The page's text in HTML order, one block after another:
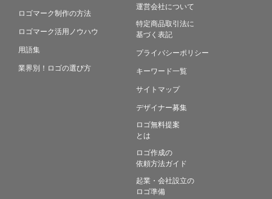
ロゴマーク制作の方法
ロゴマーク活用ノウハウ
用語集
業界別！ロゴの選び方
運営会社について
特定商品取引法に
基づく表記
プライバシーポリシー
キーワード一覧
サイトマップ
デザイナー募集
ロゴ無料提案
とは
ロゴ作成の
依頼方法ガイド
起業・会社設立の
ロゴ準備